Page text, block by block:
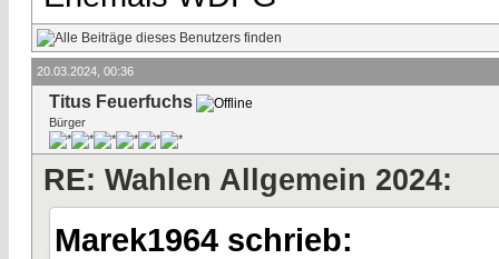
20.03.2024, 00:36
Titus Feuerfuchs
Bürger
RE: Wahlen Allgemein 2024:
Marek1964 schrieb: